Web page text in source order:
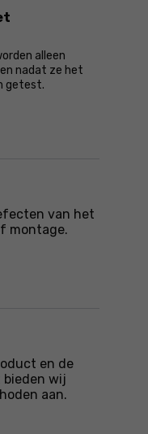
alleen
nadat ze het
getest.
van het
montage.
en de
wij
aan.